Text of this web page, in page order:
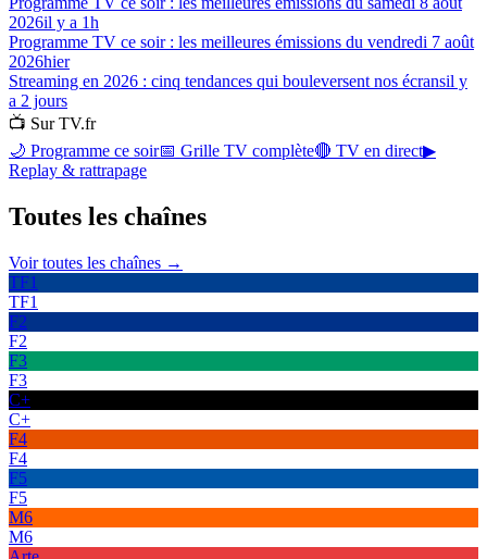
2026il y a 1h
Programme TV ce soir : les meilleures émissions du vendredi 7 août
2026hier
Streaming en 2026 : cinq tendances qui bouleversent nos écransil y
a 2 jours
📺 Sur TV.fr
🌙 Programme ce soir📅 Grille TV complète🔴 TV en direct▶
Replay & rattrapage
Toutes les chaînes
Voir toutes les chaînes →
TF1
TF1
F2
F2
F3
F3
C+
C+
F4
F4
F5
F5
M6
M6